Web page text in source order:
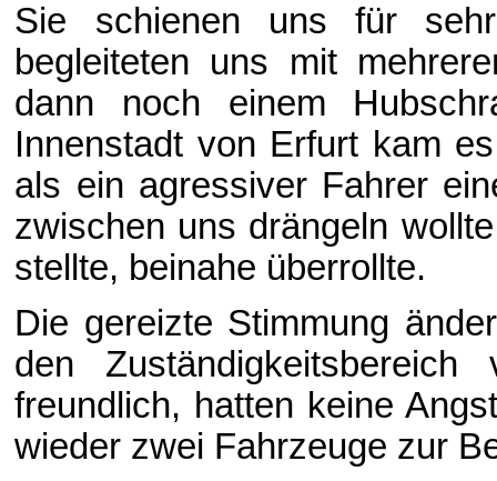
Sie schienen uns für
begleiteten uns mit
dann noch einem
Innenstadt von Erfurt kam
als ein agressiver Fahrer
zwischen uns drängeln
stellte, beinahe überrollte.
Die gereizte Stimmung
den
freundlich, hatten keine
wieder zwei Fahrzeuge zur